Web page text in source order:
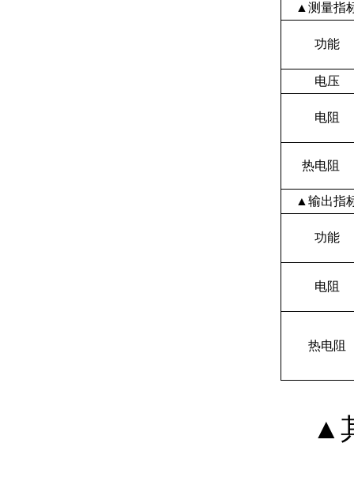
▲测量指
功能
电压
电阻
热电阻
▲输出指
功能
电阻
热电阻
▲其